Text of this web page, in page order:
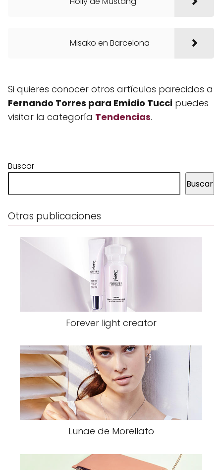
Misako en Barcelona
Si quieres conocer otros artículos parecidos a
Fernando Torres para Emidio Tucci puedes
visitar la categoría Tendencias.
Buscar
Buscar
Otras publicaciones
Forever light creator
Lunae de Morellato